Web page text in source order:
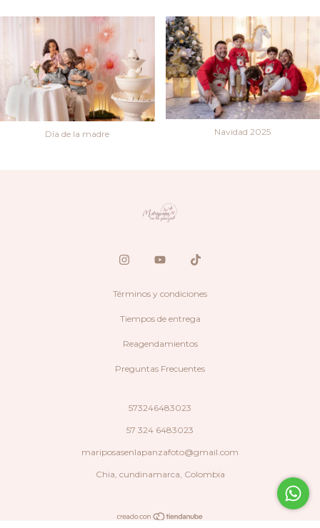
Día de la madre Navidad 2025
Términos y condiciones
Tiempos de entrega
Reagendamientos
Preguntas Frecuentes
573246483023
57 324 6483023
mariposasenlapanzafoto@gmail.com
Chia, cundinamarca, Colombia